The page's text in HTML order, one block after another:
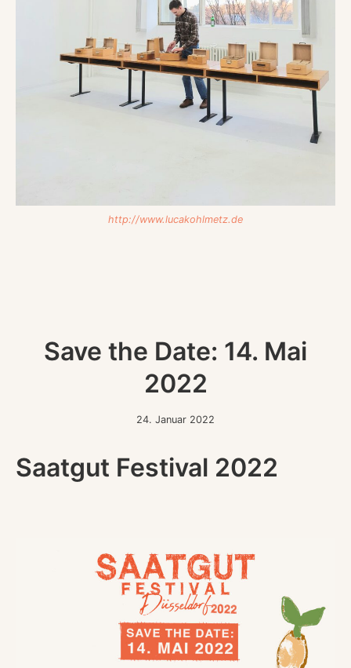
http://www.lucakohlmetz.de
Save the Date: 14. Mai
2022
24. Januar 2022
Saatgut Festival 2022